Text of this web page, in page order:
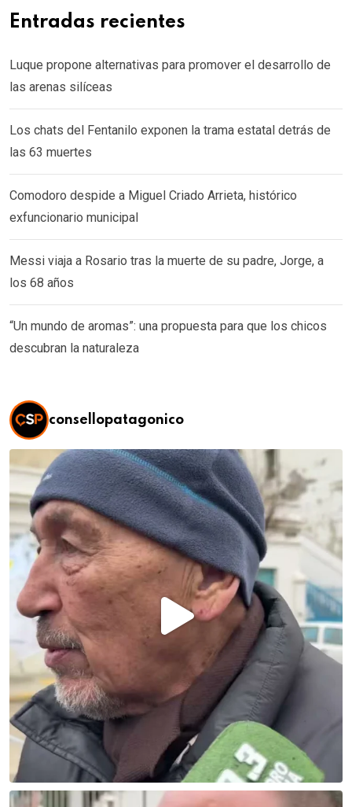
Entradas recientes
Luque propone alternativas para promover el desarrollo de
las arenas silíceas
Los chats del Fentanilo exponen la trama estatal detrás de
las 63 muertes
Comodoro despide a Miguel Criado Arrieta, histórico
exfuncionario municipal
Messi viaja a Rosario tras la muerte de su padre, Jorge, a
los 68 años
“Un mundo de aromas”: una propuesta para que los chicos
descubran la naturaleza
consellopatagonico